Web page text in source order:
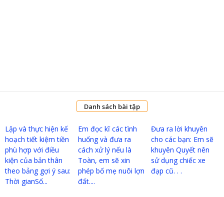
Danh sách bài tập
Lập và thực hiện kế
hoạch tiết kiệm tiền
phù hợp với điều
kiện của bản thân
theo bảng gợi ý sau:
Thời gianSố...
Em đọc kĩ các tình
huống và đưa ra
cách xử lý nếu là
Toàn, em sẽ xin
phép bố mẹ nuôi lợn
đất....
Đưa ra lời khuyên
cho các bạn: Em sẽ
khuyên Quyết nên
sử dụng chiếc xe
đạp cũ. . .